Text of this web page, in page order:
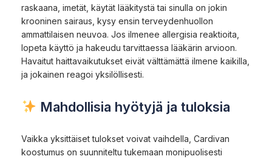
raskaana, imetät, käytät lääkitystä tai sinulla on jokin
krooninen sairaus, kysy ensin terveydenhuollon
ammattilaisen neuvoa. Jos ilmenee allergisia reaktioita,
lopeta käyttö ja hakeudu tarvittaessa lääkärin arvioon.
Havaitut haittavaikutukset eivät välttämättä ilmene kaikilla,
ja jokainen reagoi yksilöllisesti.
Mahdollisia hyötyjä ja tuloksia
Vaikka yksittäiset tulokset voivat vaihdella, Cardivan
koostumus on suunniteltu tukemaan monipuolisesti